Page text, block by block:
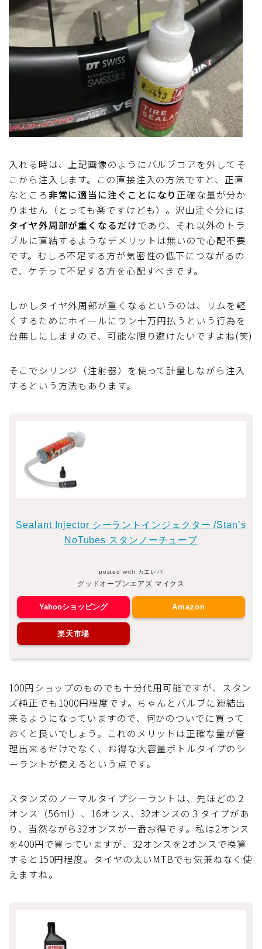
入れる時は、上記画像のようにバルブコアを外してそ
こから注入します。この直接注入の方法ですと、正直
なところ非常に適当に注ぐことになり 正確な量が分か
りません（とっても楽ですけども）。沢山注ぐ分には
タイヤ外周部が重くなるだけであり、それ以外のトラ
ブルに直結するようなデメリットは無いので心配不要
です。むしろ不足する方が気密性の低下につながるの
で、ケチって不足する方を心配すべきです。
しかしタイヤ外周部が重くなるというのは、リムを軽
くするためにホイールにウン十万円払うという行為を
台無しにしますので、可能な限り避けたいですよね(笑)
そこでシリンジ（注射器）を使って計量しながら注入
するという方法もあります。
Sealant Injector シーラントインジェクター /Stan’s
NoTubes スタンノーチューブ
posted with カエレバ
グッドオープンエアズ マイクス
Yahooショッピング Amazon
楽天市場
100円ショップのものでも十分代用可能ですが、スタン
ズ純正でも1000円程度です。ちゃんとバルブに連結出
来るようになっていますので、何かのついでに買って
おくと良いでしょう。これのメリットは正確な量が管
理出来るだけでなく、お得な大容量ボトルタイプのシ
ーラントが使えるという点です。
スタンズのノーマルタイプシーラントは、先ほどの２
オンス（56ml）、16オンス、32オンスの３タイプがあ
り、当然ながら32オンスが一番お得です。私は2オンス
を400円で買っていますが、32オンスを2オンスで換算
すると150円程度。タイヤの太いMTBでも気兼ねなく使
えますね。